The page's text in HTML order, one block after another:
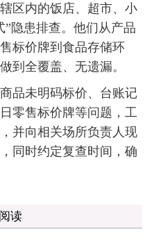
内的饭店、超市、小
”隐患排查。他们从产品
标价牌到食品存储环
到全覆盖、无遗漏。
未明码标价、台账记
零售标价牌等问题，工
并向相关场所负责人现
同时约定复查时间，确
读